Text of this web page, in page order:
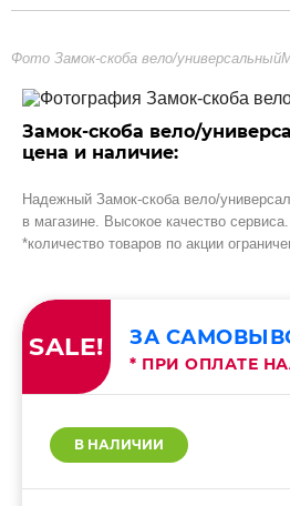
Фото Замок-скоба вело/
Замок-скоба вело/
цена и наличие:
Надежный Замок-скоба вело/
в магазине. Высокое качество
*количество товаров по акции
SALE! ЗА
* ПРИ ОПЛАТЕ
В НАЛИЧИИ